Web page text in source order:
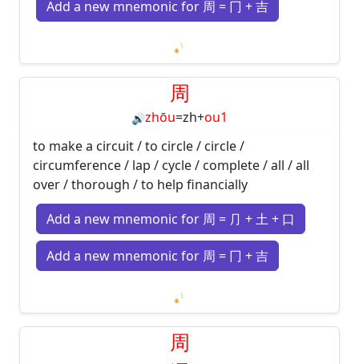
Add a new mnemonic for 周 = 冂 + 吉
Loading mnemonics…
周
🔊zhōu=zh+ou1
to make a circuit / to circle / circle /
circumference / lap / cycle / complete / all / all
over / thorough / to help financially
Add a new mnemonic for 周 = ⺆ + 土 + 口
Add a new mnemonic for 周 = 冂 + 吉
Loading mnemonics…
周